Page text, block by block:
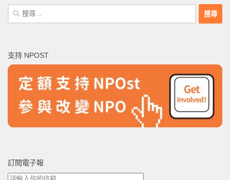
搜
尋
字:
支持 NPOST
訂閱電子報